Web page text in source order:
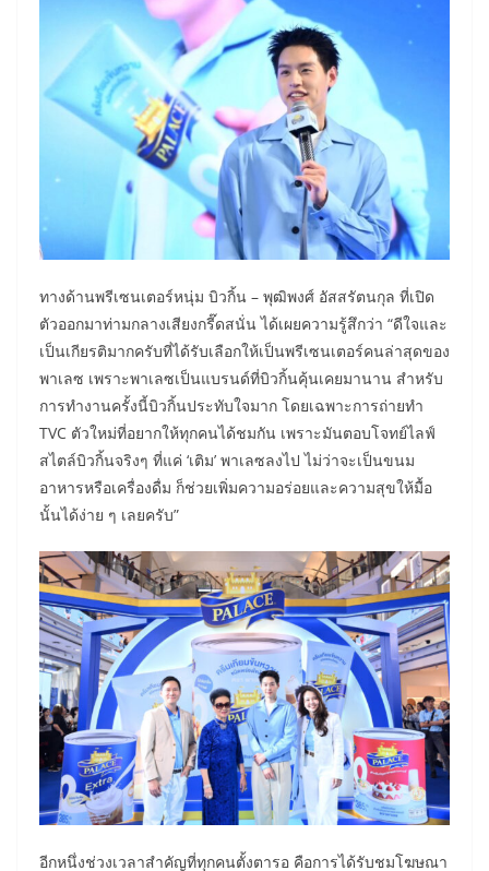
ทางด้านพรีเซนเตอร์หนุ่ม บิวกิ้น – พุฒิพงศ์ อัสสรัตนกุล ที่เปิด
ตัวออกมาท่ามกลางเสียงกรี๊ดสนั่น ได้เผยความรู้สึกว่า “ดีใจและ
เป็นเกียรติมากครับที่ได้รับเลือกให้เป็นพรีเซนเตอร์คนล่าสุดของ
พาเลซ เพราะพาเลซเป็นแบรนด์ที่บิวกิ้นคุ้นเคยมานาน สำหรับ
การทำงานครั้งนี้บิวกิ้นประทับใจมาก โดยเฉพาะการถ่ายทำ
TVC ตัวใหม่ที่อยากให้ทุกคนได้ชมกัน เพราะมันตอบโจทย์ไลฟ์
สไตล์บิวกิ้นจริงๆ ที่แค่ ‘เติม’ พาเลซลงไป ไม่ว่าจะเป็นขนม
อาหารหรือเครื่องดื่ม ก็ช่วยเพิ่มความอร่อยและความสุขให้มื้อ
นั้นได้ง่าย ๆ เลยครับ”
อีกหนึ่งช่วงเวลาสำคัญที่ทุกคนตั้งตารอ คือการได้รับชมโฆษณา